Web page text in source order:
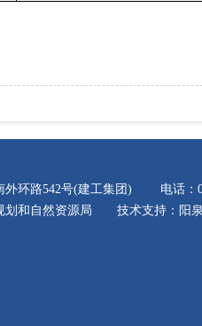
南外环路542号(建工集团) 电
划和自然资源局 技术支持：